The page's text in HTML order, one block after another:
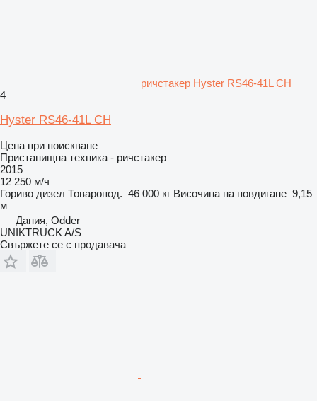
ричстакер Hyster RS46-41L CH
4
Hyster RS46-41L CH
Цена при поискване
Пристанищна техника - ричстакер
2015
12 250 м/ч
Гориво дизел Товаропод. 46 000 кг Височина на повдигане 9,15
м
Дания, Odder
UNIKTRUCK A/S
Свържете се с продавача